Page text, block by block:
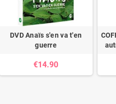
DVD Anaïs s'en va t'en
guerre
€14.90